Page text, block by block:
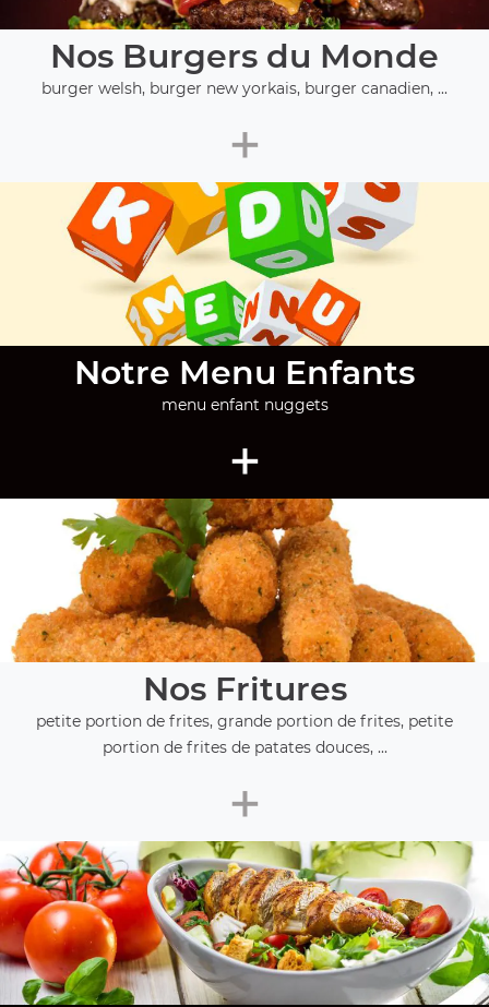
Nos Burgers du Monde
burger welsh, burger new yorkais, burger canadien, ...
+
Notre Menu Enfants
menu enfant nuggets
+
Nos Fritures
petite portion de frites, grande portion de frites, petite
portion de frites de patates douces, ...
+